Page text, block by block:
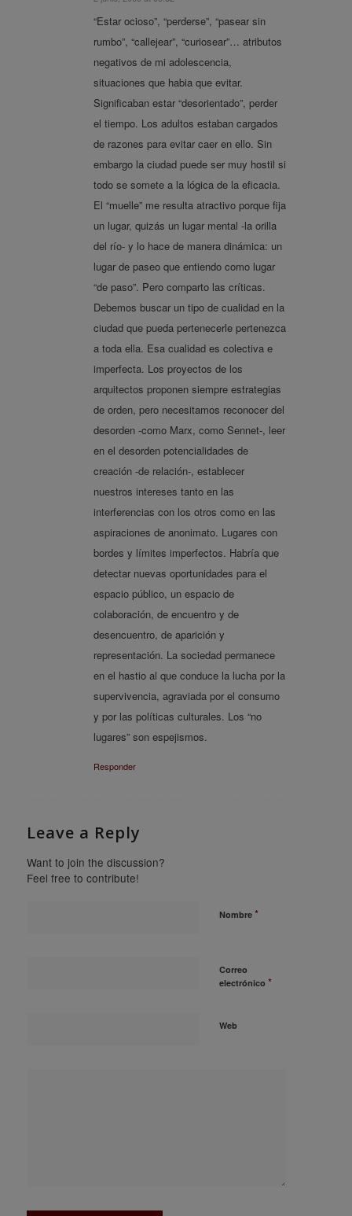
“Estar ocioso”, “perderse”, “pasear sin
rumbo”, “callejear”, “curiosear”… atributos
negativos de mi adolescencia,
situaciones que habia que evitar.
Significaban estar “desorientado”, perder
el tiempo. Los adultos estaban cargados
de razones para evitar caer en ello. Sin
embargo la ciudad puede ser muy hostil si
todo se somete a la lógica de la eficacia.
El “muelle” me resulta atractivo porque fija
un lugar, quizás un lugar mental -la orilla
del río- y lo hace de manera dinámica: un
lugar de paseo que entiendo como lugar
“de paso”. Pero comparto las críticas.
Debemos buscar un tipo de cualidad en la
ciudad que pueda pertenecerle pertenezca
a toda ella. Esa cualidad es colectiva e
imperfecta. Los proyectos de los
arquitectos proponen siempre estrategias
de orden, pero necesitamos reconocer del
desorden -como Marx, como Sennet-, leer
en el desorden potencialidades de
creación -de relación-, establecer
nuestros intereses tanto en las
interferencias con los otros como en las
aspiraciones de anonimato. Lugares con
bordes y límites imperfectos. Habría que
detectar nuevas oportunidades para el
espacio público, un espacio de
colaboración, de encuentro y de
desencuentro, de aparición y
representación. La sociedad permanece
en el hastio al que conduce la lucha por la
supervivencia, agraviada por el consumo
y por las políticas culturales. Los “no
lugares” son espejismos.
Responder
Leave a Reply
Want to join the discussion?
Feel free to contribute!
Nombre *
Correo
electrónico *
Web